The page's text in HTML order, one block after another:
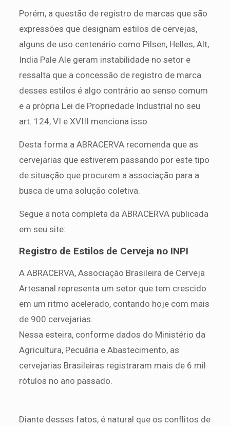
Porém, a questão de registro de marcas que são
expressões que designam estilos de cervejas,
alguns de uso centenário como Pilsen, Helles, Alt,
India Pale Ale geram instabilidade no setor e
ressalta que a concessão de registro de marca
desses estilos é algo contrário ao senso comum
e a própria Lei de Propriedade Industrial no seu
art. 124, VI e XVIII menciona isso.
Desta forma a ABRACERVA recomenda que as
cervejarias que estiverem passando por este tipo
de situação que procurem a associação para a
busca de uma solução coletiva.
Segue a nota completa da ABRACERVA publicada
em seu site:
Registro de Estilos de Cerveja no INPI
A ABRACERVA, Associação Brasileira de Cerveja
Artesanal representa um setor que tem crescido
em um ritmo acelerado, contando hoje com mais
de 900 cervejarias.
Nessa esteira, conforme dados do Ministério da
Agricultura, Pecuária e Abastecimento, as
cervejarias Brasileiras registraram mais de 6 mil
rótulos no ano passado.
Diante desses fatos, é natural que os conflitos de